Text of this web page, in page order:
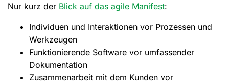
Nur kurz der Blick auf das agile Manifest:
Individuen und Interaktionen vor Prozessen und
Werkzeugen
Funktionierende Software vor umfassender
Dokumentation
Zusammenarbeit mit dem Kunden vor